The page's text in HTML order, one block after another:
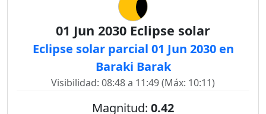
01 Jun 2030 Eclipse solar
Eclipse solar parcial 01 Jun 2030 en
Baraki Barak
Visibilidad: 08:48 a 11:49 (Máx: 10:11)
Magnitud: 0.42